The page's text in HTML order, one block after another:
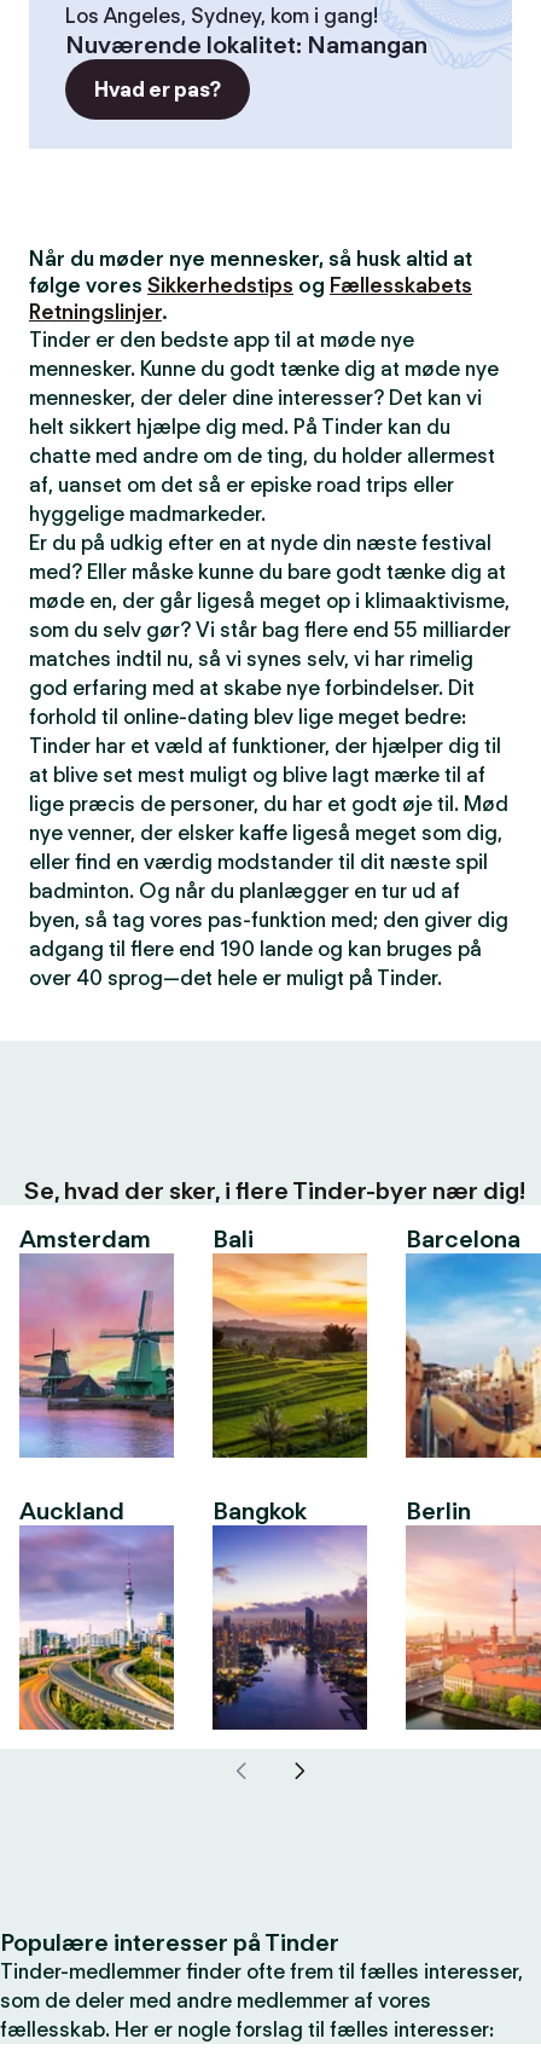
Los Angeles, Sydney, kom i gang!
Nuværende lokalitet: Namangan
Hvad er pas?
Når du møder nye mennesker, så husk altid at
følge vores Sikkerhedstips og Fællesskabets
Retningslinjer.
Tinder er den bedste app til at møde nye
mennesker. Kunne du godt tænke dig at møde nye
mennesker, der deler dine interesser? Det kan vi
helt sikkert hjælpe dig med. På Tinder kan du
chatte med andre om de ting, du holder allermest
af, uanset om det så er episke road trips eller
hyggelige madmarkeder.
Er du på udkig efter en at nyde din næste festival
med? Eller måske kunne du bare godt tænke dig at
møde en, der går ligeså meget op i klimaaktivisme,
som du selv gør? Vi står bag flere end 55 milliarder
matches indtil nu, så vi synes selv, vi har rimelig
god erfaring med at skabe nye forbindelser. Dit
forhold til online-dating blev lige meget bedre:
Tinder har et væld af funktioner, der hjælper dig til
at blive set mest muligt og blive lagt mærke til af
lige præcis de personer, du har et godt øje til. Mød
nye venner, der elsker kaffe ligeså meget som dig,
eller find en værdig modstander til dit næste spil
badminton. Og når du planlægger en tur ud af
byen, så tag vores pas-funktion med; den giver dig
adgang til flere end 190 lande og kan bruges på
over 40 sprog—det hele er muligt på Tinder.
Se, hvad der sker, i flere Tinder-byer nær dig!
Amsterdam
Auckland
Bali
Bangkok
Barcelona
Berlin
Populære interesser på Tinder
Tinder-medlemmer finder ofte frem til fælles interesser,
som de deler med andre medlemmer af vores
fællesskab. Her er nogle forslag til fælles interesser: